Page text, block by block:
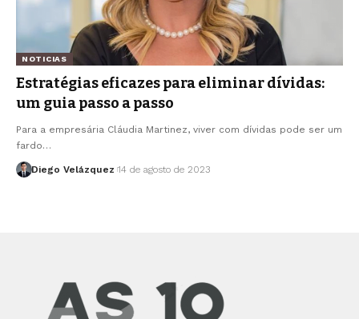
NOTICIAS
Estratégias eficazes para eliminar dívidas:
um guia passo a passo
Para a empresária Cláudia Martinez, viver com dívidas pode ser um
fardo…
Diego Velázquez 14 de agosto de 2023